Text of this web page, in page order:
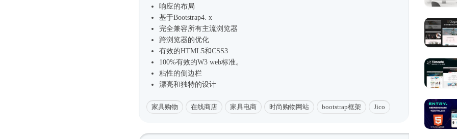
响应的布局
基于Bootstrap4. x
完全兼容所有主流浏览器
跨浏览器的优化
有效的HTML5和CSS3
100%有效的W3 web标准。
粘性的侧边栏
漂亮和独特的设计
家具购物 在线商店 家具电商 时尚购物网站 bootstrap框架 Jico